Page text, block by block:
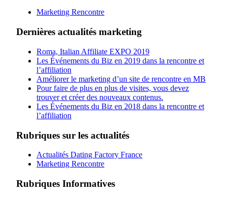
Marketing Rencontre
Dernières actualités marketing
Roma, Italian Affiliate EXPO 2019
Les Événements du Biz en 2019 dans la rencontre et
l’affiliation
Améliorer le marketing d’un site de rencontre en MB
Pour faire de plus en plus de visites, vous devez
trouver et créer des nouveaux contenus.
Les Événements du Biz en 2018 dans la rencontre et
l’affiliation
Rubriques sur les actualités
Actualités Dating Factory France
Marketing Rencontre
Rubriques Informatives